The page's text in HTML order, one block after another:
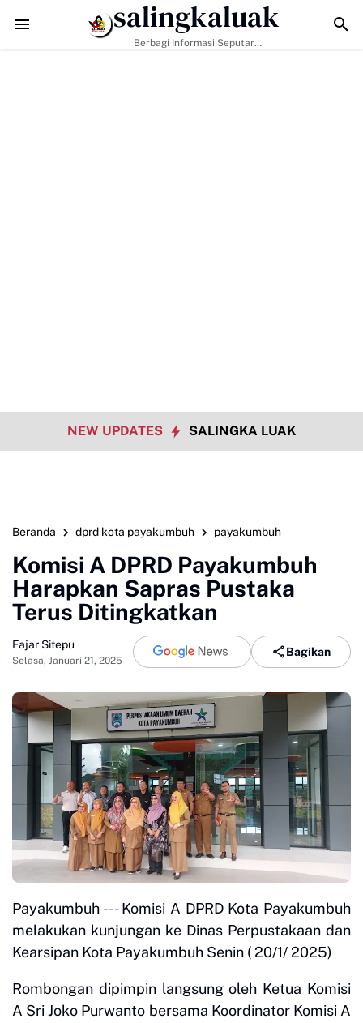
Tantangan Era Digital, Arisal Aziz Ajak Masyarakat Perkuat
salingkaluak
Berbagi Informasi Seputar
NEW UPDATES SALINGKA LUAK
Beranda dprd kota payakumbuh payakumbuh
Komisi A DPRD Payakumbuh
Harapkan Sapras Pustaka
Terus Ditingkatkan
Fajar Sitepu
Selasa, Januari 21, 2025
Bagikan
Payakumbuh --- Komisi A DPRD Kota Payakumbuh
melakukan kunjungan ke Dinas Perpustakaan dan
Kearsipan Kota Payakumbuh Senin ( 20/1/ 2025)
Rombongan dipimpin langsung oleh Ketua Komisi
A Sri Joko Purwanto bersama Koordinator Komisi A